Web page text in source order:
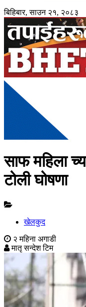
बिहिबार, साउन २१, २०८३
साफ महिला
टोली घोषणा
खेलकुद
२ महिना अगाडी
मातृ सन्देश टिम